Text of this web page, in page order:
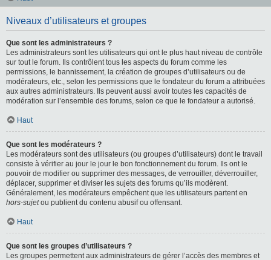
Niveaux d’utilisateurs et groupes
Que sont les administrateurs ?
Les administrateurs sont les utilisateurs qui ont le plus haut niveau de contrôle
sur tout le forum. Ils contrôlent tous les aspects du forum comme les
permissions, le bannissement, la création de groupes d’utilisateurs ou de
modérateurs, etc., selon les permissions que le fondateur du forum a attribuées
aux autres administrateurs. Ils peuvent aussi avoir toutes les capacités de
modération sur l’ensemble des forums, selon ce que le fondateur a autorisé.
Haut
Que sont les modérateurs ?
Les modérateurs sont des utilisateurs (ou groupes d’utilisateurs) dont le travail
consiste à vérifier au jour le jour le bon fonctionnement du forum. Ils ont le
pouvoir de modifier ou supprimer des messages, de verrouiller, déverrouiller,
déplacer, supprimer et diviser les sujets des forums qu’ils modèrent.
Généralement, les modérateurs empêchent que les utilisateurs partent en
hors-sujetou publient du contenu abusif ou offensant.
Haut
Que sont les groupes d’utilisateurs ?
Les groupes permettent aux administrateurs de gérer l’accès des membres et